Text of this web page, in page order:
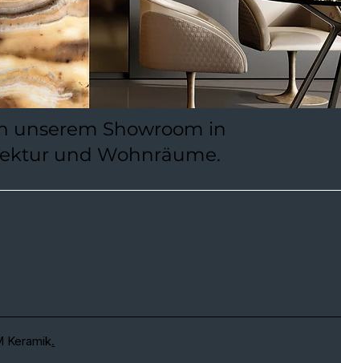
unserem Showroom in
und Wohnräume.
Keramik.